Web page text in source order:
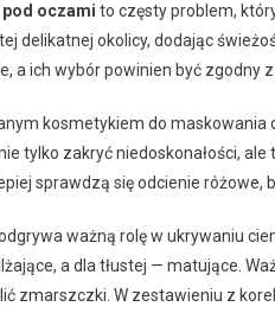
oczami to częsty problem,
delikatnej okolicy, dodając
a ich wybór powinien być zgodny
kosmetykiem do maskowania
tylko zakryć niedoskonałości,
sprawdzą się odcienie różowe,
ważną rolę w ukrywaniu
a dla tłustej — matujące.
zmarszczki. W zestawieniu z